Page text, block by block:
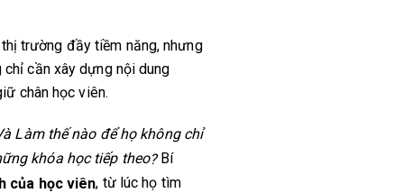
trường đầy tiềm năng, nhưng
chỉ cần xây dựng nội dung
chân học viên.
Làm thế nào để họ không chỉ
khóa học tiếp theo?Bí
của học viên, từ lúc họ tìm